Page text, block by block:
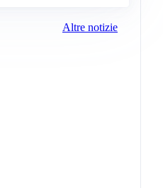
Altre notizie